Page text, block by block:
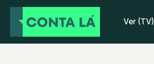
Ver (TV)